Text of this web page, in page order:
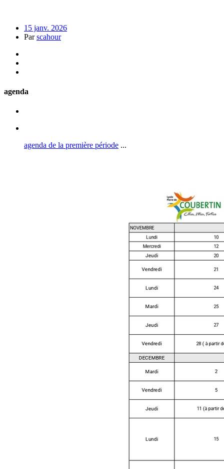
15 janv. 2026
Parscahour
agenda
agenda de la première période ...